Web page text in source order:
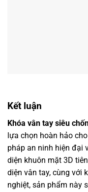
Kết luận
Khóa vân tay siêu
lựa chọn hoàn hảo
pháp an ninh hiện đại
diện khuôn mặt 3D
diện vân tay, cùng với
nghiệt, sản phẩm này